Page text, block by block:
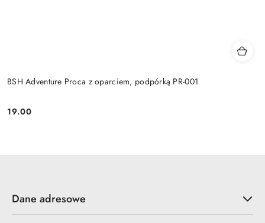
BSH Adventure Proca z oparciem, podpórką PR-001
Cena:
19.00
Dane adresowe